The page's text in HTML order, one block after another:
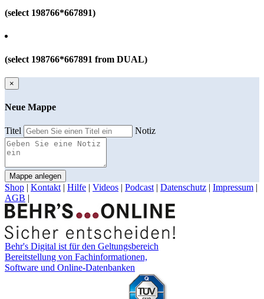
(select 198766*667891)
(select 198766*667891 from DUAL)
×
Neue Mappe
Titel Notiz
Mappe anlegen
Shop | Kontakt | Hilfe | Videos | Podcast | Datenschutz | Impressum |
AGB |
Behr's Digital ist für den Geltungsbereich
Bereitstellung von Fachinformationen,
Software und Online-Datenbanken